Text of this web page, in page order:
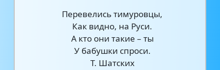
Перевелись тимуровцы,
Как видно, на Руси.
А кто они такие – ты
У бабушки спроси.
Т. Шатских